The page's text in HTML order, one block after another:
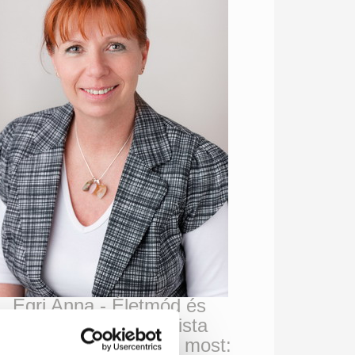
Egri Anna - Életmód és
Táplálkozási specialista
levelet itt, vagy hívj most: